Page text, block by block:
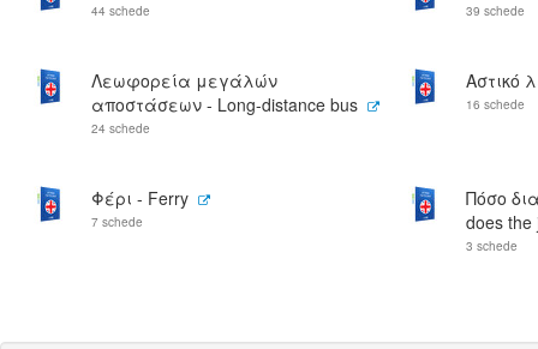
44 schede 39 schede
Λεωφορεία μεγάλών
αποστάσεων - Long-distance bus
24 schede
Αστικό
16 schede
Φέρι - Ferry
7 schede
Πόσο
does the
3 schede